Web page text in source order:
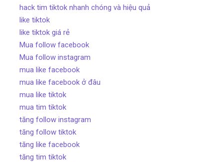
hack tim tiktok nhanh chóng và hiệu quả
like tiktok
like tiktok giá rẻ
Mua follow facebook
Mua follow instagram
mua like facebook
mua like facebook ở đâu
mua like tiktok
mua tim tiktok
tăng follow instagram
tăng follow tiktok
tăng like facebook
tăng tim tiktok